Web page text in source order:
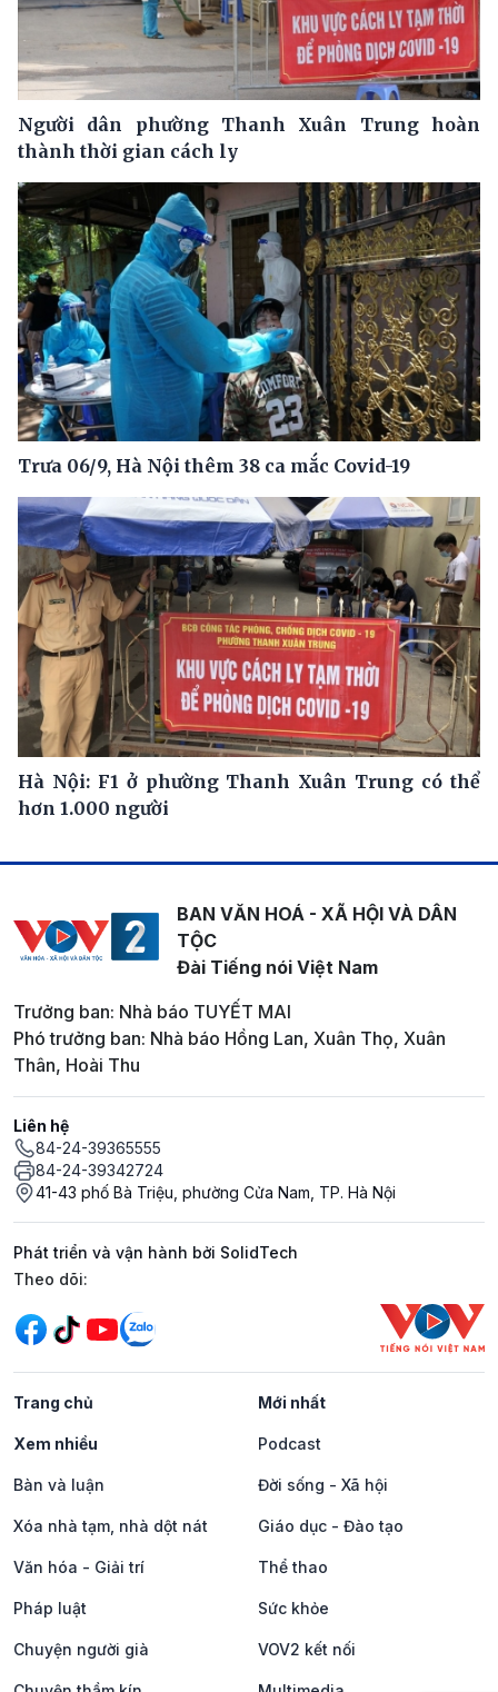
Người dân phường Thanh Xuân Trung hoàn
thành thời gian cách ly
Trưa 06/9, Hà Nội thêm 38 ca mắc Covid-19
Hà Nội: F1 ở phường Thanh Xuân Trung có thể
hơn 1.000 người
BAN VĂN HOÁ - XÃ HỘI VÀ DÂN
TỘC
Đài Tiếng nói Việt Nam
Trưởng ban: Nhà báo TUYẾT MAI
Phó trưởng ban: Nhà báo Hồng Lan, Xuân Thọ, Xuân
Thân, Hoài Thu
Liên hệ
84-24-39365555
84-24-39342724
41-43 phố Bà Triệu, phường Cửa Nam, TP. Hà Nội
Phát triển và vận hành bởi SolidTech
Mạng xã hội
Theo dõi:
Trang chủ Mới nhất
Xem nhiều Podcast
Bàn và luận Đời sống - Xã hội
Xóa nhà tạm, nhà dột nát Giáo dục - Đào tạo
Văn hóa - Giải trí Thể thao
Pháp luật Sức khỏe
Chuyện người già VOV2 kết nối